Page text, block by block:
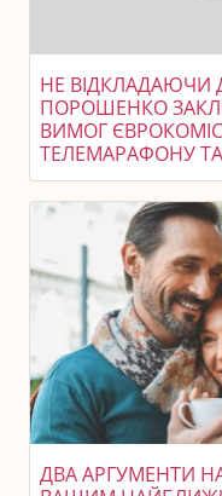
НЕ ВІДКЛАДАЮЧИ
ПОРОШЕНКО
ВИМОГ
ТЕЛЕМАРАФОНУ
ДВА АРГУМЕНТИ